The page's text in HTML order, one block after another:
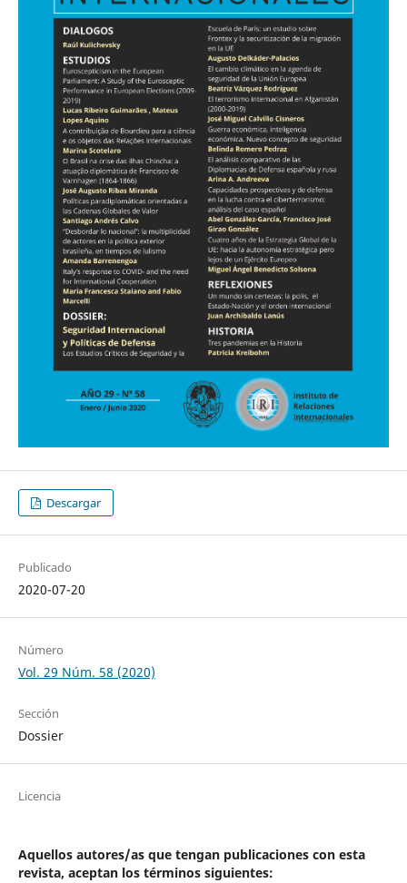
Descargar
Publicado
2020-07-20
Número
Vol. 29 Núm. 58 (2020)
Sección
Dossier
Licencia
Aquellos autores/as que tengan publicaciones con esta
revista, aceptan los términos siguientes: